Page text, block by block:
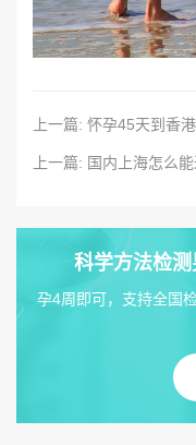
科学方法检
孕4周即可，支持全国